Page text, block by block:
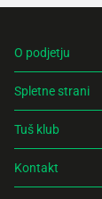
O podjetju
Spletne strani
Tuš klub
Kontakt